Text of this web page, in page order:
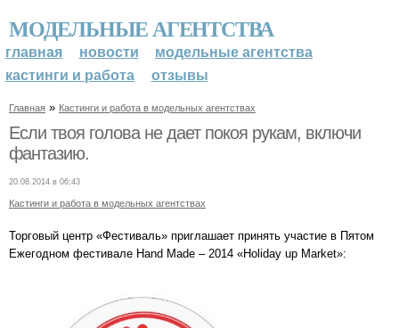
МОДЕЛЬНЫЕ АГЕНТСТВА
главная новости
модельные агентства
кастинги и работа
отзывы
Главная » Кастинги и работа в модельных агентствах
Если твоя голова не дает покоя рукам, включи
фантазию.
20.08.2014 в 06:43
Кастинги и работа в модельных агентствах
Торговый центр «Фестиваль» приглашает принять участие в Пятом
Ежегодном фестивале Hand Made – 2014 «Holiday up Market»: